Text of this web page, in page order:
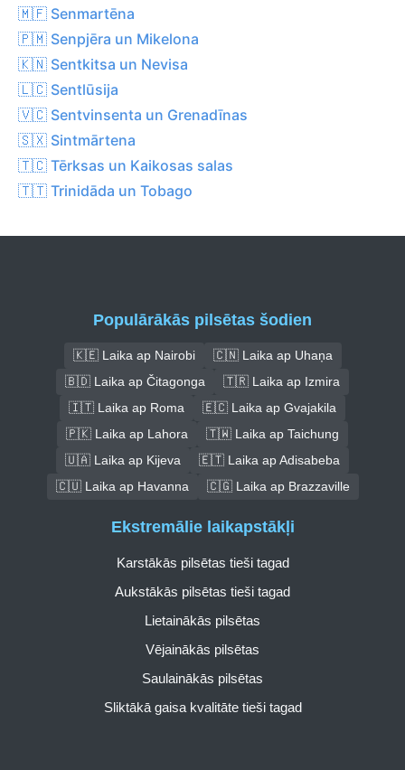
🇲🇫 Senmartēna
🇵🇲 Senpjēra un Mikelona
🇰🇳 Sentkitsa un Nevisa
🇱🇨 Sentlūsija
🇻🇨 Sentvinsenta un Grenadīnas
🇸🇽 Sintmārtena
🇹🇨 Tērksas un Kaikosas salas
🇹🇹 Trinidāda un Tobago
Populārākās pilsētas šodien
🇰🇪 Laika ap Nairobi
🇨🇳 Laika ap Uhaņa
🇧🇩 Laika ap Čitagonga
🇹🇷 Laika ap Izmira
🇮🇹 Laika ap Roma
🇪🇨 Laika ap Gvajakila
🇵🇰 Laika ap Lahora
🇹🇼 Laika ap Taichung
🇺🇦 Laika ap Kijeva
🇪🇹 Laika ap Adisabeba
🇨🇺 Laika ap Havanna
🇨🇬 Laika ap Brazzaville
Ekstremālie laikapstākļi
Karstākās pilsētas tieši tagad
Aukstākās pilsētas tieši tagad
Lietainākās pilsētas
Vējainākās pilsētas
Saulainākās pilsētas
Sliktākā gaisa kvalitāte tieši tagad